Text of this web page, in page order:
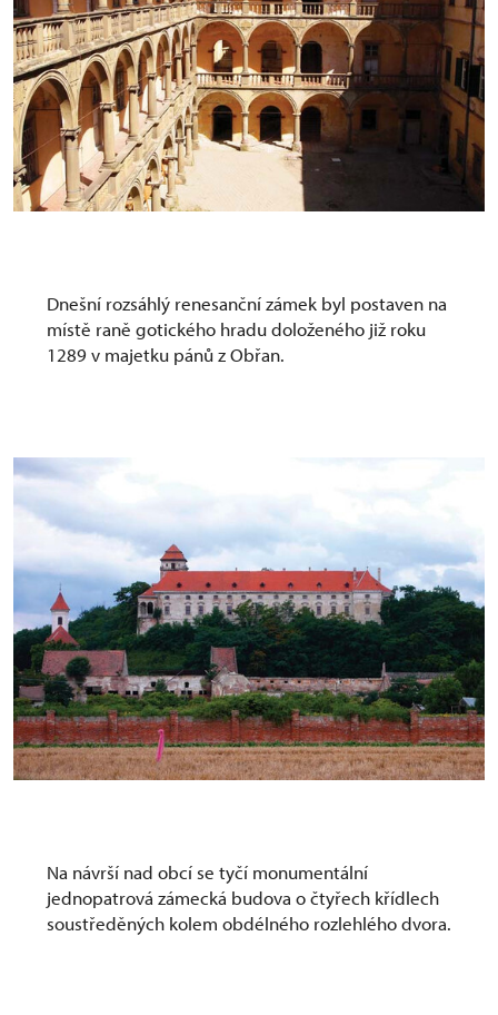
Dnešní rozsáhlý renesanční zámek byl postaven na
místě raně gotického hradu doloženého již roku
1289 v majetku pánů z Obřan.
Na návrší nad obcí se tyčí monumentální
jednopatrová zámecká budova o čtyřech křídlech
soustředěných kolem obdélného rozlehlého dvora.